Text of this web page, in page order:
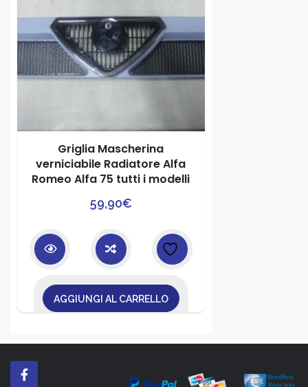
Griglia Mascherina
verniciabile Radiatore Alfa
Romeo Alfa 75 tutti i modelli
59,90€
AGGIUNGI AL CARRELLO